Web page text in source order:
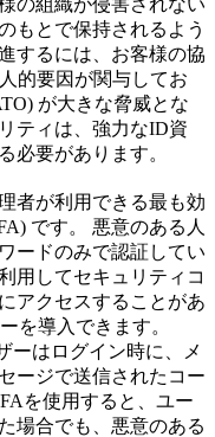
もとで保持されるよう
するには、お客様の協
的要因が関与してお
が大きな脅威とな
ティは、強力なID資
必要があります。
者が利用できる最も効
です。 悪意のある人
ードのみで認証してい
用してセキュリティコ
アクセスすることがあ
を導入できます。
ーはログイン時に、メ
ージで送信されたコー
を使用すると、ユー
場合でも、悪意のある